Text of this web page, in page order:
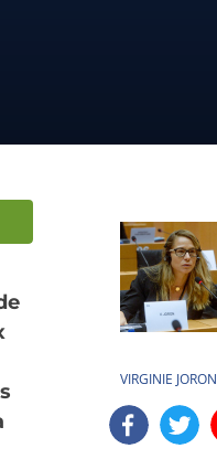
VIRGINIE JORON